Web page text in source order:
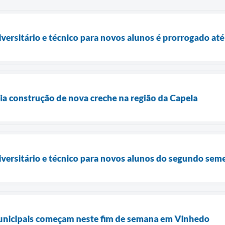
e técnico para novos alunos é prorrogado
construção de nova creche na região da Capela
e técnico para novos alunos do segundo
começam neste fim de semana em Vinhedo